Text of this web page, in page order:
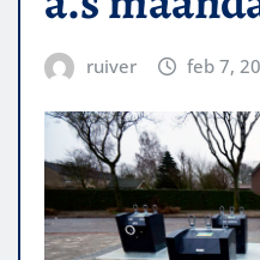
ruiver feb 7,